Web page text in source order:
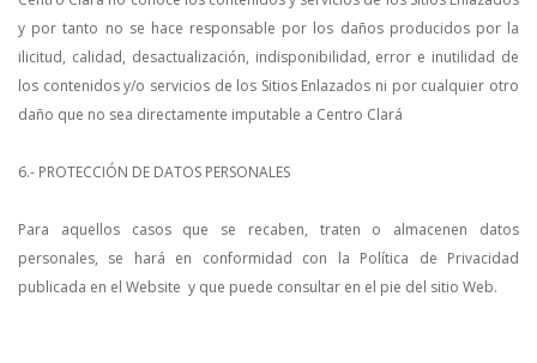
y por tanto no se hace responsable por los daños producidos por la
ilicitud, calidad, desactualización, indisponibilidad, error e inutilidad de
los contenidos y/o servicios de los Sitios Enlazados ni por cualquier otro
daño que no sea directamente imputable a Centro Clará
6.- PROTECCIÓN DE DATOS PERSONALES
Para aquellos casos que se recaben, traten o almacenen datos
personales, se hará en conformidad con la Política de Privacidad
publicada en el Website y que puede consultar en el pie del sitio Web.